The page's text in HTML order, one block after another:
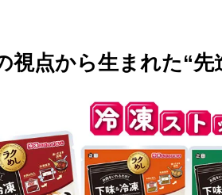
視点から生まれた“先